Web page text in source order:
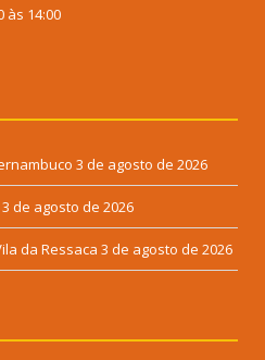
às 14:00
3 de agosto de 2026
3 de agosto de 2026
da Ressaca 3 de agosto de 2026